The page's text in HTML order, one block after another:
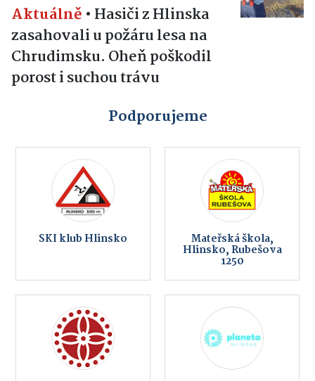
Aktuálně • Hasiči z Hlinska
zasahovali u požáru lesa na
Chrudimsku. Oheň poškodil
porost i suchou trávu
Podporujeme
SKI klub Hlinsko Mateřská škola,
Hlinsko, Rubešova
1250